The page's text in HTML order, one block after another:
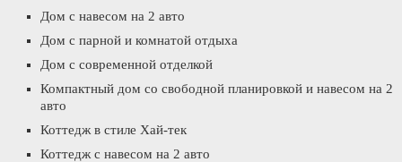
Дом с навесом на 2 авто
Дом с парной и комнатой отдыха
Дом с современной отделкой
Компактный дом со свободной планировкой и навесом на 2
авто
Коттедж в стиле Хай-тек
Коттедж с навесом на 2 авто